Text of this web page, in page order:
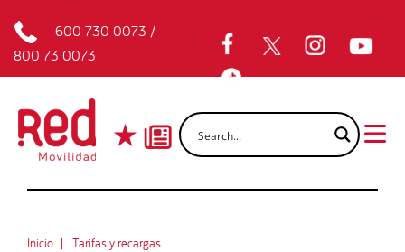
600 730 0073 /
800 73 0073
Inicio Tarifas y recargas